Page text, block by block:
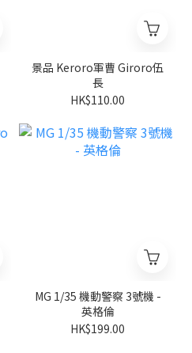
景品 Keroro軍曹 Giroro伍
長
HK$110.00
MG 1/35 機動警察 3號機 -
英格倫
HK$199.00